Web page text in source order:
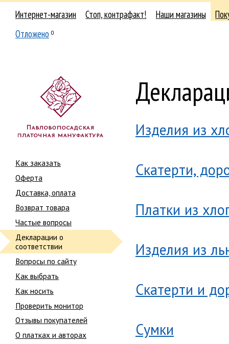
Интернет-магазин Стоп, контрафакт! Наши магазины
Отложено 0
Как заказать
Оферта
Доставка, оплата
Возврат товара
Частые вопросы
Декларации о
соответствии
Вопросы по сайту
Как выбрать
Как носить
Проверить монитор
Отзывы покупателей
О платках и авторах
Изделия из
Скатерти,
Платки из
Изделия из
Скатерти и
Сумки